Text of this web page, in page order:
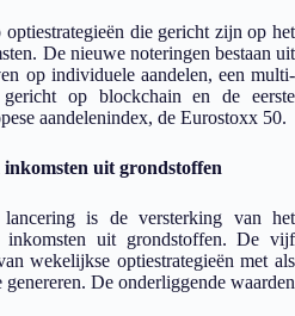
die gericht zijn op het
De nieuwe noteringen bestaan uit
op individuele aandelen, een multi-
op blockchain en de eerste
aandelenindex, de Eurostoxx 50.
uit grondstoffen
is de versterking van het
inkomsten uit grondstoffen. De vijf
wekelijkse optiestrategieën met als
De onderliggende waarden